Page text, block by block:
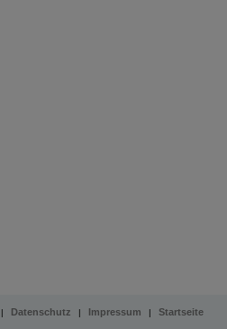
| Datenschutz | Impressum | Startseite